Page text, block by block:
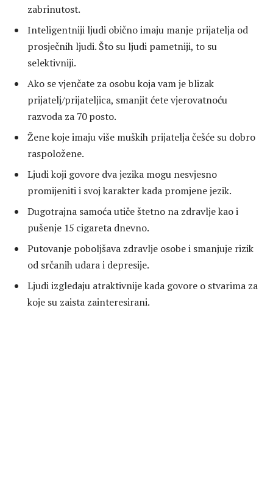
zabrinutost.
Inteligentniji ljudi obično imaju manje prijatelja od
prosječnih ljudi. Što su ljudi pametniji, to su
selektivniji.
Ako se vjenčate za osobu koja vam je blizak
prijatelj/prijateljica, smanjit ćete vjerovatnoću
razvoda za 70 posto.
Žene koje imaju više muških prijatelja češće su dobro
raspoložene.
Ljudi koji govore dva jezika mogu nesvjesno
promijeniti i svoj karakter kada promjene jezik.
Dugotrajna samoća utiče štetno na zdravlje kao i
pušenje 15 cigareta dnevno.
Putovanje poboljšava zdravlje osobe i smanjuje rizik
od srčanih udara i depresije.
Ljudi izgledaju atraktivnije kada govore o stvarima za
koje su zaista zainteresirani.